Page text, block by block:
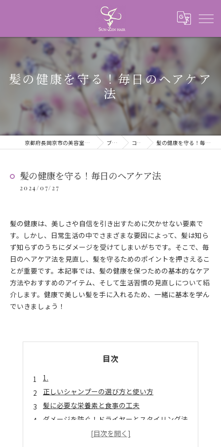
髪の健康を守る！毎日のヘアケア
法
京都府長岡京市の美容室ならSUN-ZEN HAIR ブログ コラム 髪の健康を守る！毎日のヘアケア法
髪の健康を守る！毎日のヘアケア法
2024/07/27
髪の健康は、美しさや自信を引き出すために欠かせない要素で
す。しかし、日常生活の中でさまざまな要因によって、髪は知ら
ず知らずのうちにダメージを受けてしまいがちです。そこで、毎
日のヘアケア法を見直し、髪を守るためのポイントを押さえるこ
とが重要です。本記事では、髪の健康を保つための基本的なケア
方法やおすすめのアイテム、そして生活習慣の見直しについて紹
介します。健康で美しい髪を手に入れるため、一緒に基本を学ん
でいきましょう！
目次
1.
正しいシャンプーの選び方と使い方
髪に必要な栄養素と食事の工夫
ダメージを防ぐ！ドライヤーとスタイリング法
定期的なトリートメントの重要性と効果